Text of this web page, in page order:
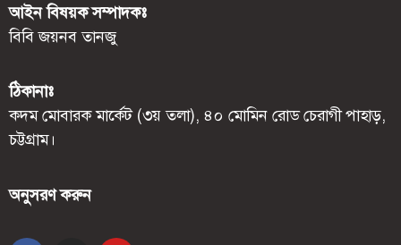
আইন বিষয়ক সম্পাদকঃ
বিবি জয়নব তানজু
ঠিকানাঃ
কদম মোবারক মার্কেট (৩য় তলা), ৪০ মোমিন রোড চেরাগী পাহাড়,
চট্টগ্রাম।
অনুসরণ করুন